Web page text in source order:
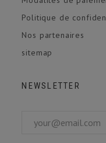
Politique de
Nos partenaires
sitemap
NEWSLETTER